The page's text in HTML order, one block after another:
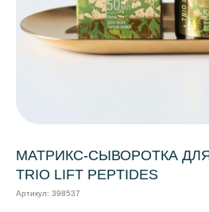
МАТРИКС-СЫВОРОТКА
TRIO LIFT PEPTIDES
Артикул: 398537